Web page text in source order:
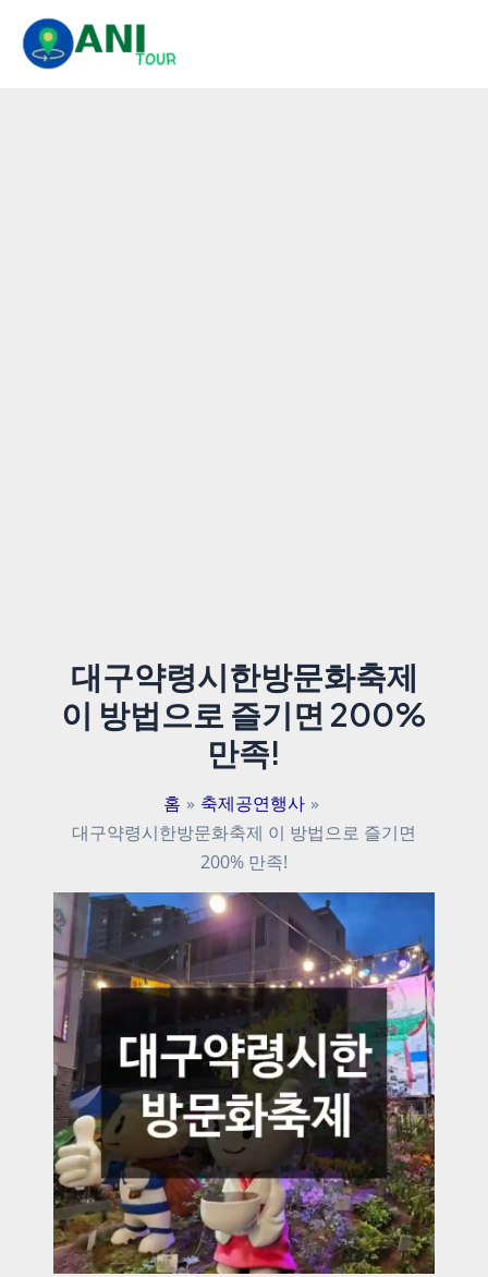
대구약령시한방문화축제
이 방법으로 즐기면 200%
만족!
홈
축제공연행사
대구약령시한방문화축제 이 방법으로 즐기면
200% 만족!